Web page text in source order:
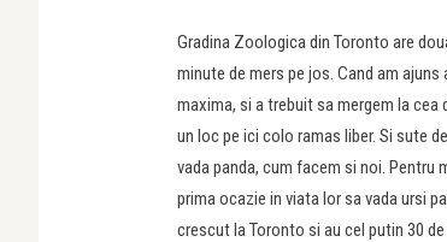
Gradina Zoologica din Toronto are
minute de mers pe jos. Cand am
maxima, si a trebuit sa mergem la cea
un loc pe ici colo ramas liber. Si sute
vada panda, cum facem si noi.
prima ocazie in viata lor sa vada ursi
crescut la Toronto si au cel putin 30